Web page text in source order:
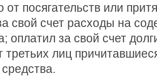
от посягательств или
свой счет расходы на
оплатил за свой счет
третьих лиц